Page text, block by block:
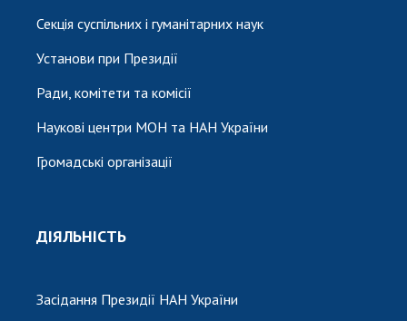
Секція суспільних і гуманітарних наук
Установи при Президії
Ради, комітети та комісії
Наукові центри МОН та НАН України
Громадські організації
ДІЯЛЬНІСТЬ
Засідання Президії НАН України